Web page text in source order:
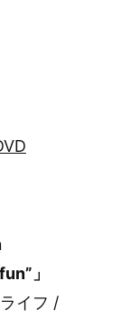
」
イフ /